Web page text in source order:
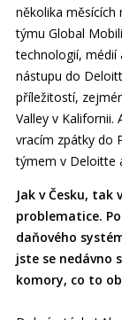
několika
týmu Global
technologií, médií
nástupu do
příležitostí,
Valley v Kalifornii.
vracím zpátky do
týmem v Deloitte
Jak v Česku, tak
problematice.
daňového
jste se nedávno
komory, co to